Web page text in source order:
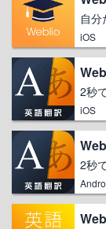
自
iOS
2秒
iOS
2秒